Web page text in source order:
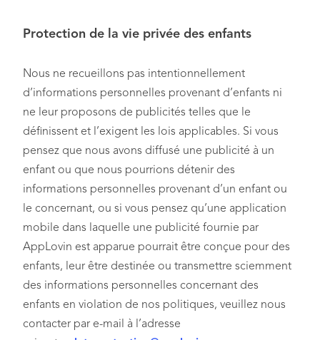
Protection de la vie privée des enfants
Nous ne recueillons pas intentionnellement
d’informations personnelles provenant d’enfants ni
ne leur proposons de publicités telles que le
définissent et l’exigent les lois applicables. Si vous
pensez que nous avons diffusé une publicité à un
enfant ou que nous pourrions détenir des
informations personnelles provenant d’un enfant ou
le concernant, ou si vous pensez qu’une application
mobile dans laquelle une publicité fournie par
AppLovin est apparue pourrait être conçue pour des
enfants, leur être destinée ou transmettre sciemment
des informations personnelles concernant des
enfants en violation de nos politiques, veuillez nous
contacter par e-mail à l’adresse